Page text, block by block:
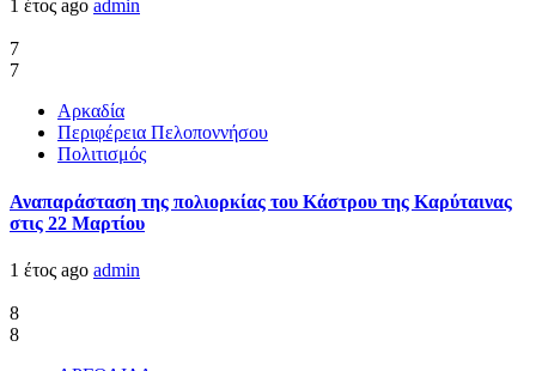
1 έτος ago admin
7
7
Αρκαδία
Περιφέρεια Πελοποννήσου
Πολιτισμός
Αναπαράσταση της πολιορκίας του Κάστρου της Καρύταινας
στις 22 Μαρτίου
1 έτος ago admin
8
8